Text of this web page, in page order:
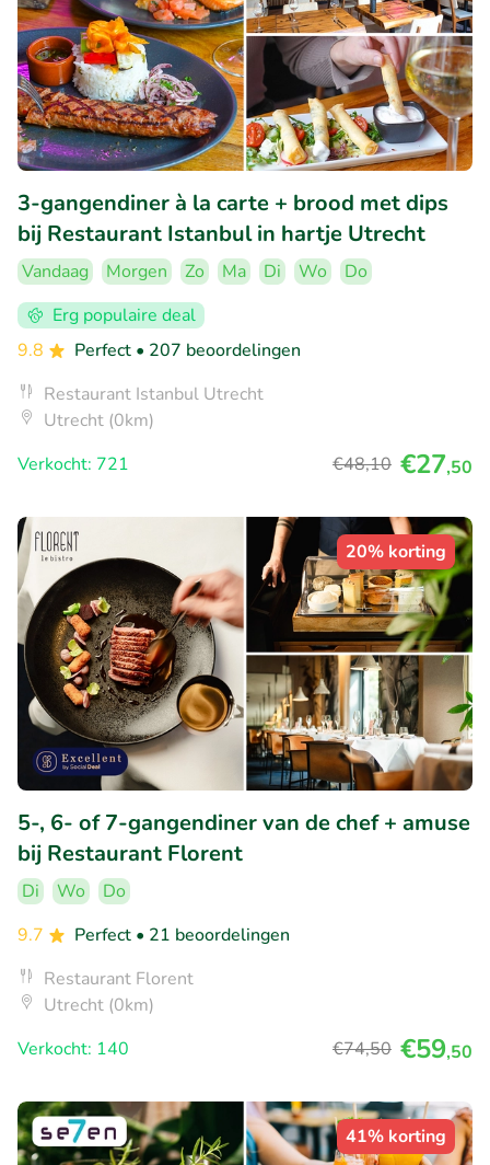
3-gangendiner à la carte + brood met dips
bij Restaurant Istanbul in hartje Utrecht
Vandaag Morgen Zo Ma Di Wo
Do
Erg populaire deal
9.8
Perfect • 207 beoordelingen
Restaurant Istanbul Utrecht
Utrecht (0km)
Verkocht: 721
€48,10 €27,50
20% korting
5-, 6- of 7-gangendiner van de chef + amuse
bij Restaurant Florent
Di Wo
Do
9.7
Perfect • 21 beoordelingen
Restaurant Florent
Utrecht (0km)
Verkocht: 140
€74,50 €59,50
41% korting